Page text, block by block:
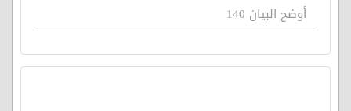
أوضح البيان 140